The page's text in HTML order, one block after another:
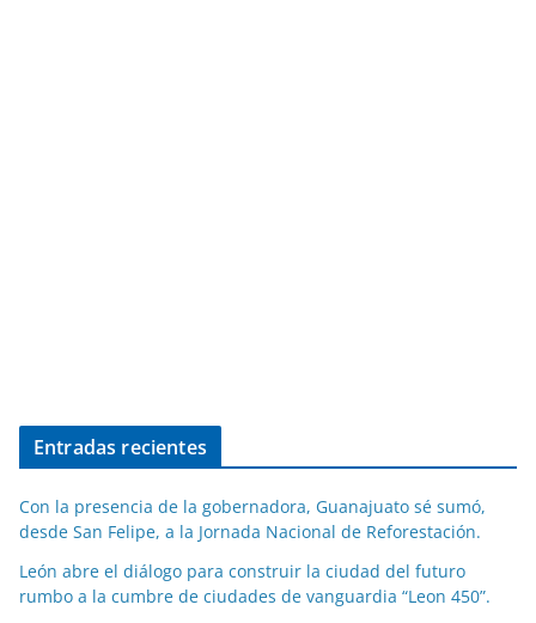
Entradas recientes
Con la presencia de la gobernadora, Guanajuato sé sumó,
desde San Felipe, a la Jornada Nacional de Reforestación.
León abre el diálogo para construir la ciudad del futuro
rumbo a la cumbre de ciudades de vanguardia “Leon 450”.